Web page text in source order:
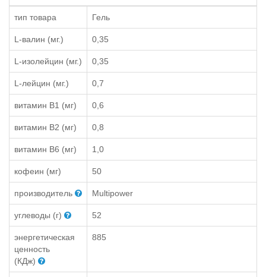
тип товара Гель
L-валин (мг.) 0,35
L-изолейцин (мг.) 0,35
L-лейцин (мг.) 0,7
витамин B1 (мг) 0,6
витамин B2 (мг) 0,8
витамин B6 (мг) 1,0
кофеин (мг) 50
производитель Multipower
углеводы (г) 52
энергетическая
ценность
(КДж)
885